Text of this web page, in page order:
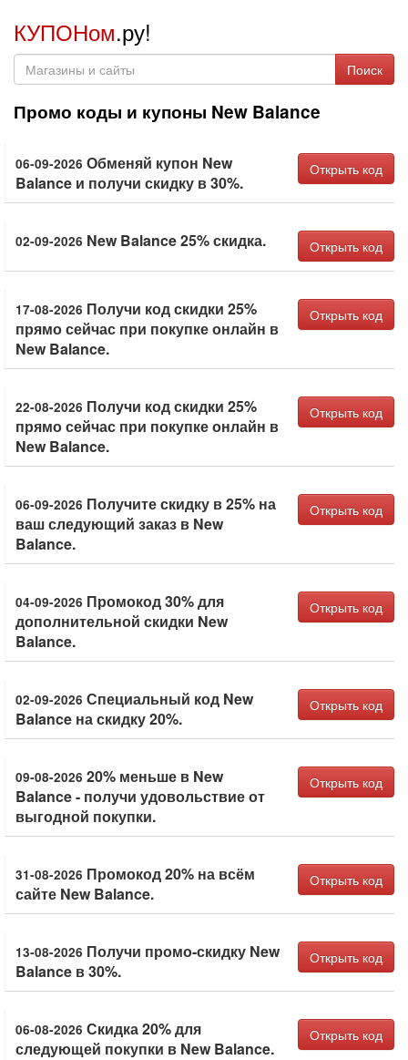
КУПОНом.ру!
Поиск
Промо коды и купоны New Balance
06-09-2026 Обменяй купон New
Balance и получи скидку в 30%.
Открыть код
02-09-2026 New Balance 25% скидка. Открыть код
17-08-2026 Получи код скидки 25%
прямо сейчас при покупке онлайн в
New Balance.
Открыть код
22-08-2026 Получи код скидки 25%
прямо сейчас при покупке онлайн в
New Balance.
Открыть код
06-09-2026 Получите скидку в 25% на
ваш следующий заказ в New
Balance.
Открыть код
04-09-2026 Промокод 30% для
дополнительной скидки New
Balance.
Открыть код
02-09-2026 Специальный код New
Balance на скидку 20%.
Открыть код
09-08-2026 20% меньше в New
Balance - получи удовольствие от
выгодной покупки.
Открыть код
31-08-2026 Промокод 20% на всём
сайте New Balance.
Открыть код
13-08-2026 Получи промо-скидку New
Balance в 30%.
Открыть код
06-08-2026 Скидка 20% для
следующей покупки в New Balance.
Открыть код